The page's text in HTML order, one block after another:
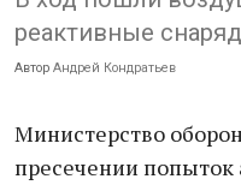
реактивные
Автор Андрей Кондратьев
Министерство
пресечении попыток